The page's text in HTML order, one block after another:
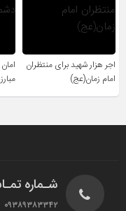
اجر هزار شهید برای منتظران
امام زمان(عج)
شـماره
۰۹۳۸۹۳۸۳۳۴۲